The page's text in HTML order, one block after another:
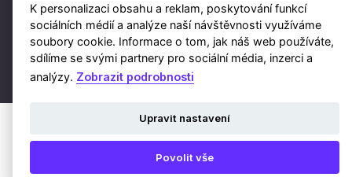
Cookies
Ochrana osobních údajů
Whistleblowing
Kontakty
Mapa webu
Webdesign a hosting Nux s.r.o. | RSS
K personalizaci obsahu a reklam, poskytování funkcí
sociálních médií a analýze naší návštěvnosti využíváme
soubory cookie. Informace o tom, jak náš web používáte,
sdílíme se svými partnery pro sociální média, inzerci a
analýzy. Zobrazit podrobnosti
Upravit nastavení
Povolit vše